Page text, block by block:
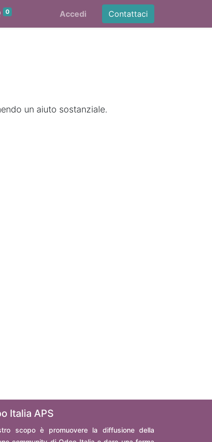
0 Accedi Contattaci
un aiuto sostanziale.
Italia APS
scopo è promuovere la diffusione della